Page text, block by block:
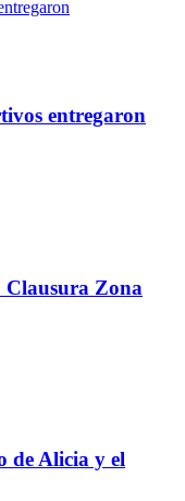
entregaron
Clausura Zona
de Alicia y el